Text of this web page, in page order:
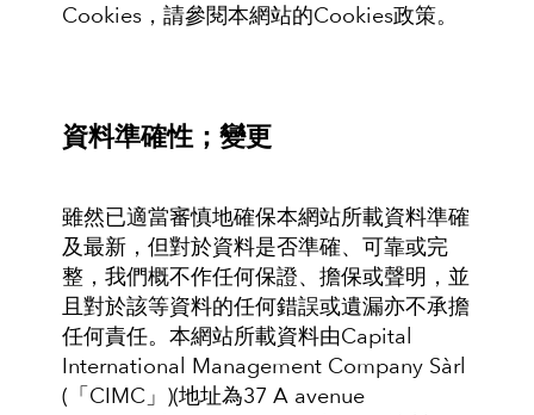
Cookies，請參閱本網站的Cookies政策。
資料準確性；變更
雖然已適當審慎地確保本網站所載資料準確
及最新，但對於資料是否準確、可靠或完
整，我們概不作任何保證、擔保或聲明，並
且對於該等資料的任何錯誤或遺漏亦不承擔
任何責任。本網站所載資料由Capital
International Management Company Sàrl
(「CIMC」)(地址為37 A avenue